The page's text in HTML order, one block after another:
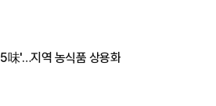
味'…지역 농식품 상용화